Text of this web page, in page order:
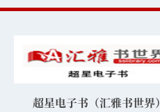
超星电子书（汇雅书世界）